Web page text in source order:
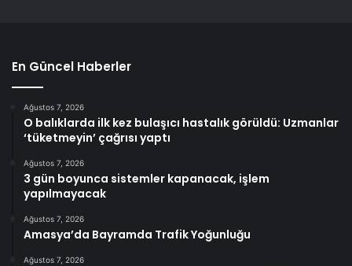
En Güncel Haberler
Ağustos 7, 2026
O balıklarda ilk kez bulaşıcı hastalık görüldü: Uzmanlar
‘tüketmeyin’ çağrısı yaptı
Ağustos 7, 2026
3 gün boyunca sistemler kapanacak, işlem
yapılmayacak
Ağustos 7, 2026
Amasya’da Bayramda Trafik Yoğunluğu
Ağustos 7, 2026